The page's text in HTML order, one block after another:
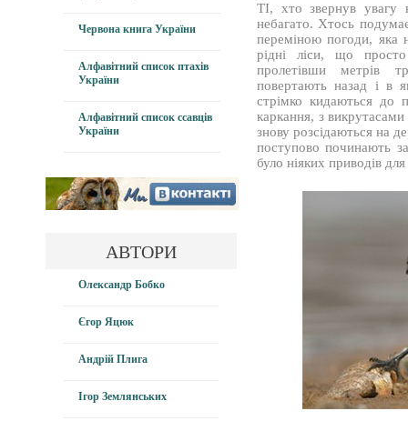
Червона книга України
Алфавітний список птахів
України
Алфавітний список ссавців
України
АВТОРИ
Олександр Бобко
Єгор Яцюк
Андрій Плига
Ігор Землянських
ТІ, хто звернув увагу
небагато. Хтось
переміною погоди, яка
рідні ліси, що
пролетівши метрів
повертають назад і в
стрімко кидаються до
каркання, з
знову розсідаються на
поступово починають
було ніяких приводів